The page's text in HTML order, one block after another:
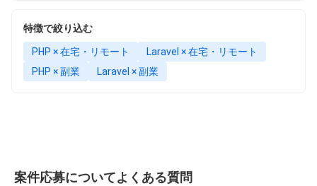
特徴で絞り込む
PHP × 在宅・リモート
Laravel × 在宅・リモート
PHP × 副業
Laravel × 副業
案件応募についてよくある質問